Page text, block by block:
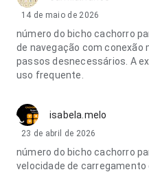
14 de maio de 2026
número do bicho cachorro
de navegação com conexão
passos desnecessários. A
uso frequente.
isabela.melo
23 de abril de 2026
número do bicho cachorro
velocidade de